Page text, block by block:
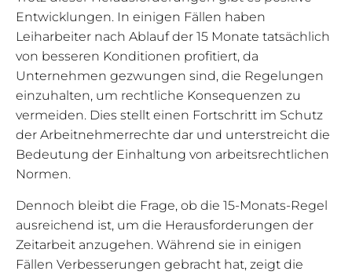
Entwicklungen. In einigen Fällen haben
Leiharbeiter nach Ablauf der 15 Monate tatsächlich
von besseren Konditionen profitiert, da
Unternehmen gezwungen sind, die Regelungen
einzuhalten, um rechtliche Konsequenzen zu
vermeiden. Dies stellt einen Fortschritt im Schutz
der Arbeitnehmerrechte dar und unterstreicht die
Bedeutung der Einhaltung von arbeitsrechtlichen
Normen.
Dennoch bleibt die Frage, ob die 15-Monats-Regel
ausreichend ist, um die Herausforderungen der
Zeitarbeit anzugehen. Während sie in einigen
Fällen Verbesserungen gebracht hat, zeigt die